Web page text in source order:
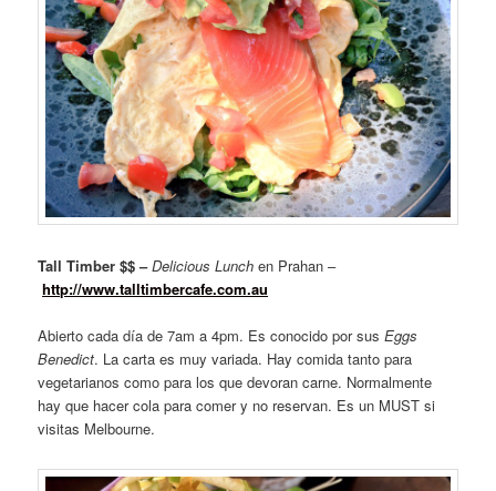
Tall Timber $$ –Delicious Lunchen Prahan –
http://www.talltimbercafe.com.au
Abierto cada día de 7am a 4pm. Es conocido por susEggs
Benedict. La carta es muy variada. Hay comida tanto para
vegetarianos como para los que devoran carne. Normalmente
hay que hacer cola para comer y no reservan. Es un MUST si
visitas Melbourne.